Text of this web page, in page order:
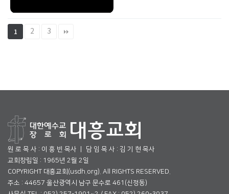
1 2 3
원 로 목 사 : 이 흥 빈 목사 ㅣ 담 임 목 사 : 김 기 현 목사
교회창립일 : 1965년 2월 2일
COPYRIGHT 대흥교회(usdh.org). All RIGHTS RESERVED.
주소 : 44657 울산광역시 남구 문수로 461(신정동)